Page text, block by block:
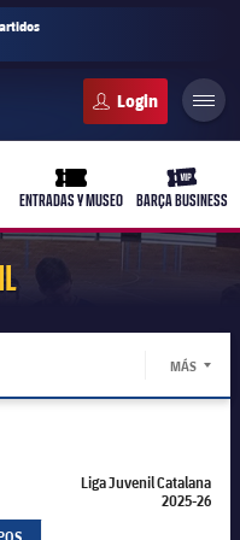
ticket-full
ENTRADAS Y MUSEO
ticket-
BARÇA BUSINESS
MÁS
Liga Juvenil Catalana
2025-26